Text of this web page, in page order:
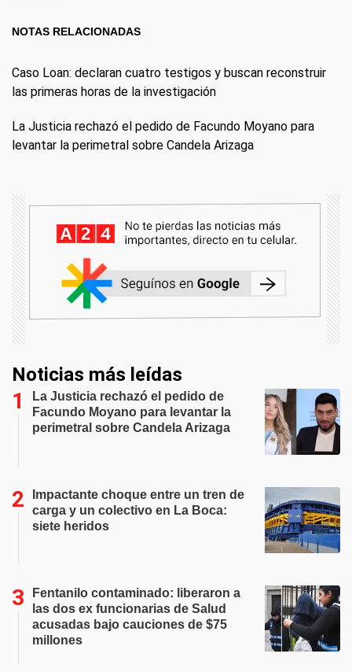
NOTAS RELACIONADAS
Caso Loan: declaran cuatro testigos y buscan reconstruir
las primeras horas de la investigación
La Justicia rechazó el pedido de Facundo Moyano para
levantar la perimetral sobre Candela Arizaga
Noticias más leídas
La Justicia rechazó el pedido de
Facundo Moyano para levantar la
perimetral sobre Candela Arizaga
Impactante choque entre un tren de
carga y un colectivo en La Boca:
siete heridos
Fentanilo contaminado: liberaron a
las dos ex funcionarias de Salud
acusadas bajo cauciones de $75
millones